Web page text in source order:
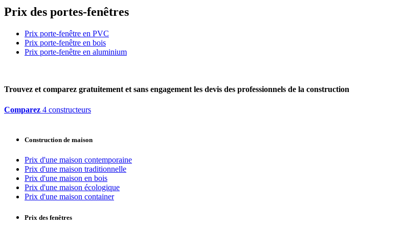
Prix des portes-fenêtres
Prix porte-fenêtre en PVC
Prix porte-fenêtre en bois
Prix porte-fenêtre en aluminium
Trouvez et comparez gratuitement et sans engagement les devis des professionnels de la construction
Comparez 4 constructeurs
Construction de maison
Prix d'une maison contemporaine
Prix d'une maison traditionnelle
Prix d'une maison en bois
Prix d'une maison écologique
Prix d'une maison container
Prix des fenêtres